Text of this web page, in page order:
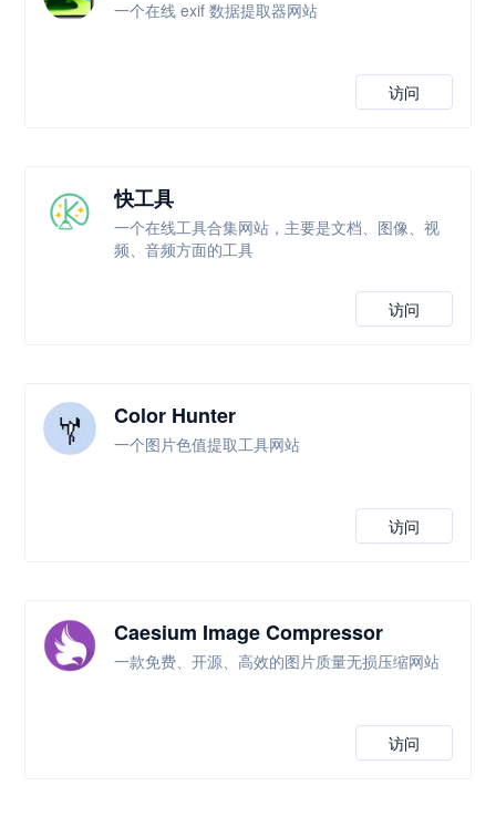
一个在线 exif 数据提取器网站
访问
快工具
一个在线工具合集网站，主要是文档、图像、视
频、音频方面的工具
访问
Color Hunter
一个图片色值提取工具网站
访问
Caesium Image Compressor
一款免费、开源、高效的图片质量无损压缩网站
访问